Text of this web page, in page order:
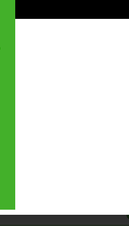
Profesionales, Cantidades, ...